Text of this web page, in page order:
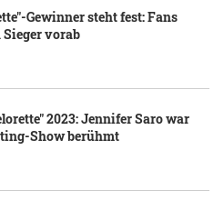
Gewinner steht fest: Fans
vorab
2023: Jennifer Saro war
Show berühmt